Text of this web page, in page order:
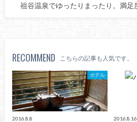
祖谷温泉でゆったりまったり。満足
RECOMMEND こちらの記事も人気です。
ホテル
2016.8.8 2016.8.16